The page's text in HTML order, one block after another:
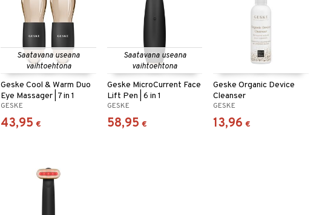
Saatavana useana
vaihtoehtona
Geske Cool & Warm Duo
Eye Massager | 7 in 1
GESKE
43,95 €
Saatavana useana
vaihtoehtona
Geske MicroCurrent Face
Lift Pen | 6 in 1
GESKE
58,95 €
Geske Organic Device
Cleanser
GESKE
13,96 €